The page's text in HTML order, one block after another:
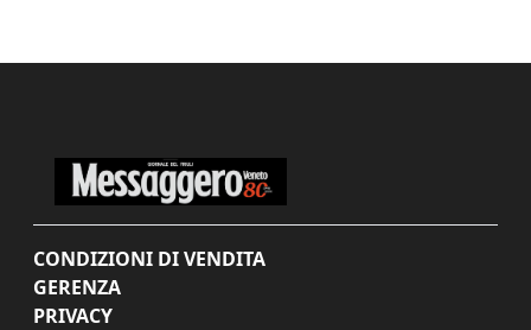
CONDIZIONI DI VENDITA
GERENZA
PRIVACY